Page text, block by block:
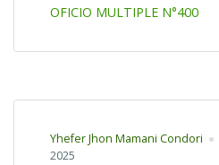
OFICIO MULTIPLE N°400
Yhefer Jhon Mamani Condori
2025